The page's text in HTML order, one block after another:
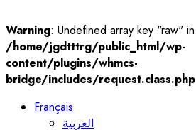
Warning: Undefined array key "raw" in
/home/jgdtttrg/public_html/wp-
content/plugins/whmcs-
bridge/includes/request.class.php
Français
العربية